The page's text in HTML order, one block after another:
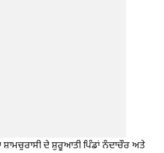
ਦੇ ਸ਼ੁਰੂਆਤੀ ਪਿੰਡਾਂ ਨੰਦਾਚੌਰ ਅਤੇ